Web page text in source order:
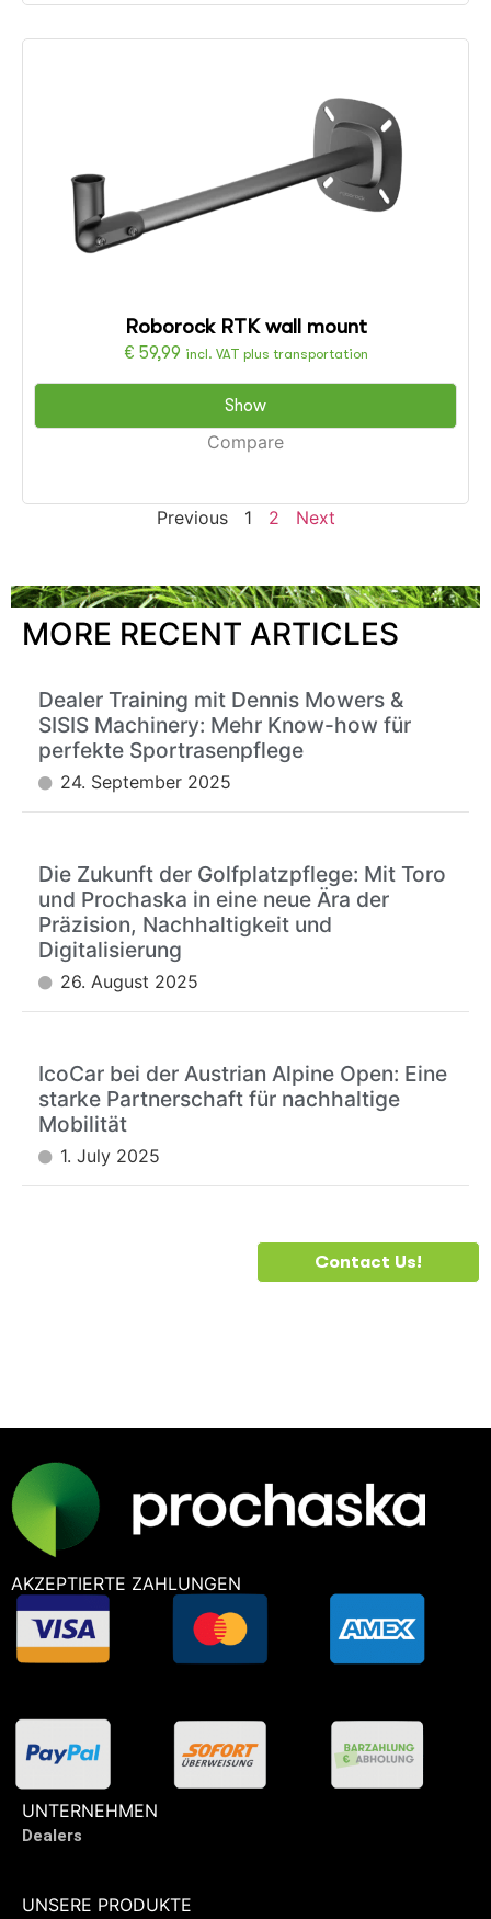
Roborock RTK wall mount
€ 59,99 incl. VAT plus transportation
Show
Compare
Previous 1 2 Next
MORE RECENT ARTICLES
Dealer Training mit Dennis Mowers &
SISIS Machinery: Mehr Know-how für
perfekte Sportrasenpflege
24. September 2025
Die Zukunft der Golfplatzpflege: Mit Toro
und Prochaska in eine neue Ära der
Präzision, Nachhaltigkeit und
Digitalisierung
26. August 2025
IcoCar bei der Austrian Alpine Open: Eine
starke Partnerschaft für nachhaltige
Mobilität
1. July 2025
Contact Us!
AKZEPTIERTE ZAHLUNGEN
UNTERNEHMEN
Dealers
UNSERE PRODUKTE